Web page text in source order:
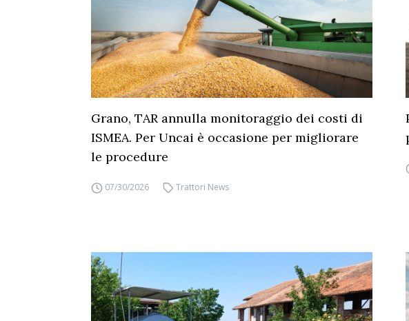
Grano, TAR annulla monitoraggio dei costi di
ISMEA. Per Uncai è occasione per migliorare
le procedure
07/30/2026 Trattori News